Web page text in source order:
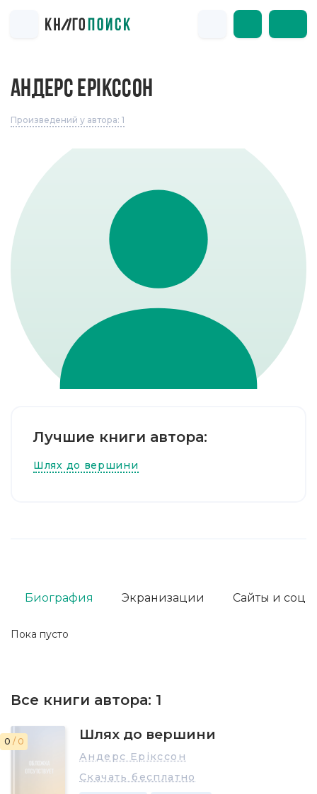
АНДЕРС ЕРІКССОН
Произведений у автора: 1
Лучшие книги автора:
Шлях до вершини
Пока пусто
Биография Экранизации Сайты и соц.
Все книги автора: 1
0 / 0 Шлях до вершини
Андерс Ерікссон
Скачать бесплатно